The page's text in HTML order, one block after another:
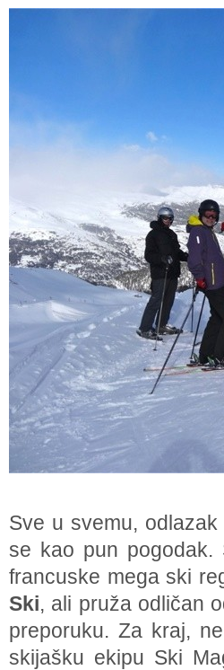
Sve u svemu,
se kao pun pogodak.
francuske mega ski
Ski, ali pruža odličan
preporuku. Za kraj,
skijašku ekipu Ski